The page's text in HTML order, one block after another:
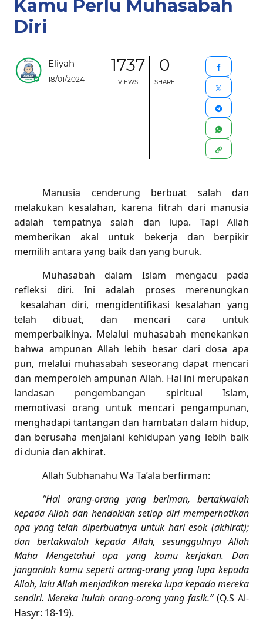
Kamu Perlu Muhasabah
Diri
Eliyah
18/01/2024
1737
VIEWS
0
SHARE
Manusia cenderung berbuat salah dan
melakukan kesalahan, karena fitrah dari manusia
adalah tempatnya salah dan lupa. Tapi Allah
memberikan akal untuk bekerja dan berpikir
memilih antara yang baik dan yang buruk.
Muhasabah dalam Islam mengacu pada
refleksi diri. Ini adalah proses merenungkan
kesalahan diri, mengidentifikasi kesalahan yang
telah dibuat, dan mencari cara untuk
memperbaikinya. Melalui muhasabah menekankan
bahwa ampunan Allah lebih besar dari dosa apa
pun, melalui muhasabah seseorang dapat mencari
dan memperoleh ampunan Allah. Hal ini merupakan
landasan pengembangan spiritual Islam,
memotivasi orang untuk mencari pengampunan,
menghadapi tantangan dan hambatan dalam hidup,
dan berusaha menjalani kehidupan yang lebih baik
di dunia dan akhirat.
Allah Subhanahu Wa Ta’ala berfirman:
“Hai orang-orang yang beriman, bertakwalah
kepada Allah dan hendaklah setiap diri memperhatikan
apa yang telah diperbuatnya untuk hari esok (akhirat);
dan bertakwalah kepada Allah, sesungguhnya Allah
Maha Mengetahui apa yang kamu kerjakan. Dan
janganlah kamu seperti orang-orang yang lupa kepada
Allah, lalu Allah menjadikan mereka lupa kepada mereka
sendiri. Mereka itulah orang-orang yang fasik.” (Q.S Al-
Hasyr: 18-19).